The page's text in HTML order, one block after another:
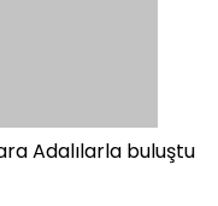
Adalılarla buluştu